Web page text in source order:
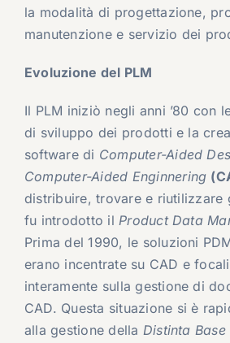
la modalità di progettazione,
manutenzione e servizio dei
Evoluzione del PLM
Il PLM iniziò negli anni ’80 con
di sviluppo dei prodotti e la
software di Computer-Aided
Computer-Aided Enginnering
distribuire, trovare e riutilizzare
fu introdotto ilProduct Data
Prima del 1990, le soluzioni
erano incentrate su CAD e
interamente sulla gestione di
CAD. Questa situazione si è
alla gestione della Distinta Base